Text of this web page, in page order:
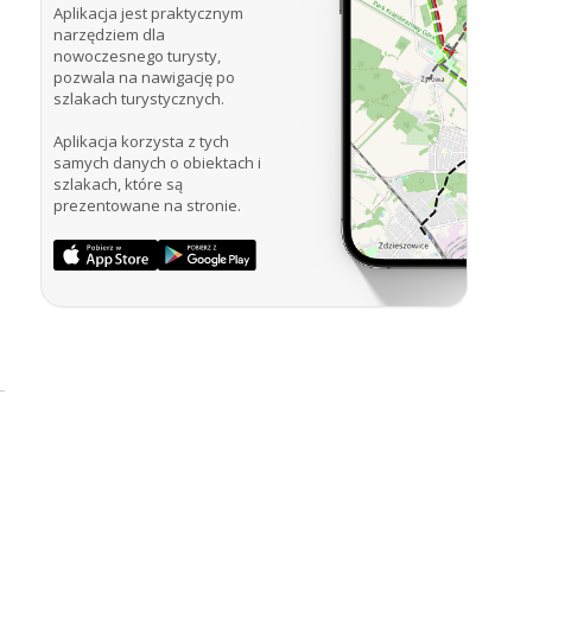
Aplikacja jest praktycznym
narzędziem dla
nowoczesnego turysty,
pozwala na nawigację po
szlakach turystycznych.
Aplikacja korzysta z tych
samych danych o obiektach i
szlakach, które są
prezentowane na stronie.